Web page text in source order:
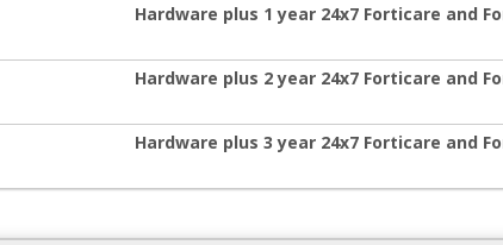
Hardware plus 1 year 24x7 Forticare and
Hardware plus 2 year 24x7 Forticare and
Hardware plus 3 year 24x7 Forticare and